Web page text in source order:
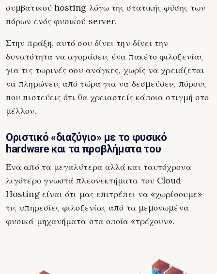
συμβατικού hosting λόγω της στατικής φύσης των
πόρων ενός φυσικού server.
Στην πράξη, αυτό σου δίνει την δίνει την
δυνατότητα να αγοράσεις ένα πακέτο φιλοξενίας
για τις τωρινές σου ανάγκες, χωρίς να χρειάζεται
να πληρώνεις από τώρα για να δεσμεύσεις πόρους
που πιστεύεις ότι θα χρειαστείς κάποια στιγμή στο
μέλλον.
Οριστικό «διαζύγιο» με το φυσικό
hardware και τα προβλήματα του
Ένα από τα μεγαλύτερα αλλά και ταυτόχρονα
λιγότερο γνωστά πλεονεκτήματα του Cloud
Hosting είναι ότι μας επιτρέπει να «χωρίσουμε»
τις υπηρεσίες φιλοξενίας από τα μεμονωμένα
φυσικά μηχανήματα στα οποία «τρέχουν».